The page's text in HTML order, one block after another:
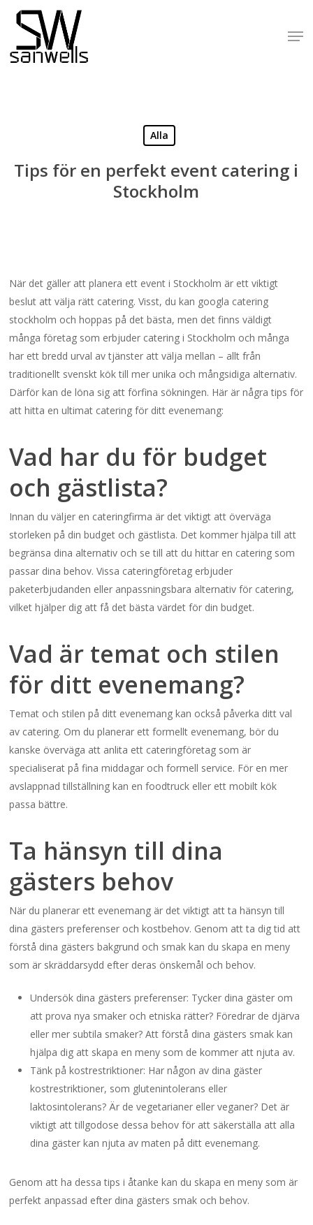
main
content
Alla
Tips för en perfekt event catering i
Stockholm
När det gäller att planera ett event i Stockholm är ett viktigt
beslut att välja rätt catering. Visst, du kan googla catering
stockholm och hoppas på det bästa, men det finns väldigt
många företag som erbjuder catering i Stockholm och många
har ett bredd urval av tjänster att välja mellan – allt från
traditionellt svenskt kök till mer unika och mångsidiga alternativ.
Därför kan de löna sig att förfina sökningen. Här är några tips för
att hitta en ultimat catering för ditt evenemang:
Vad har du för budget
och gästlista?
Innan du väljer en cateringfirma är det viktigt att överväga
storleken på din budget och gästlista. Det kommer hjälpa till att
begränsa dina alternativ och se till att du hittar en catering som
passar dina behov. Vissa cateringföretag erbjuder
paketerbjudanden eller anpassningsbara alternativ för catering,
vilket hjälper dig att få det bästa värdet för din budget.
Vad är temat och stilen
för ditt evenemang?
Temat och stilen på ditt evenemang kan också påverka ditt val
av catering. Om du planerar ett formellt evenemang, bör du
kanske överväga att anlita ett cateringföretag som är
specialiserat på fina middagar och formell service. För en mer
avslappnad tillställning kan en foodtruck eller ett mobilt kök
passa bättre.
Ta hänsyn till dina
gästers behov
När du planerar ett evenemang är det viktigt att ta hänsyn till
dina gästers preferenser och kostbehov. Genom att ta dig tid att
förstå dina gästers bakgrund och smak kan du skapa en meny
som är skräddarsydd efter deras önskemål och behov.
Undersök dina gästers preferenser: Tycker dina gäster om
att prova nya smaker och etniska rätter? Föredrar de djärva
eller mer subtila smaker? Att förstå dina gästers smak kan
hjälpa dig att skapa en meny som de kommer att njuta av.
Tänk på kostrestriktioner: Har någon av dina gäster
kostrestriktioner, som glutenintolerans eller
laktosintolerans? Är de vegetarianer eller veganer? Det är
viktigt att tillgodose dessa behov för att säkerställa att alla
dina gäster kan njuta av maten på ditt evenemang.
Genom att ha dessa tips i åtanke kan du skapa en meny som är
perfekt anpassad efter dina gästers smak och behov.
Close